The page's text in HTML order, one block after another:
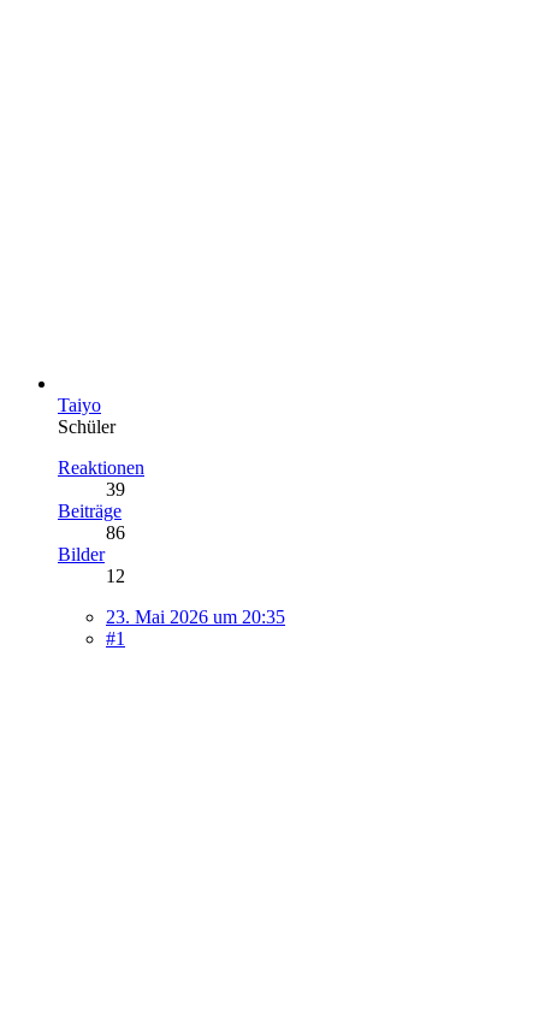
Taiyo
Schüler
Reaktionen
39
Beiträge
86
Bilder
12
23. Mai 2026 um 20:35
#1